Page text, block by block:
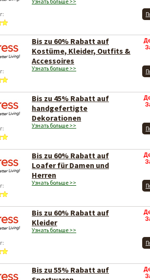
Bis zu 60% Rabatt auf
Kostüme, Kleider, Outfits &
Accessoires
Узнать больше >>
Bis zu 45% Rabatt auf
handgefertigte
Dekorationen
Узнать больше >>
Bis zu 60% Rabatt auf
Loafer für Damen und
Herren
Узнать больше >>
Bis zu 60% Rabatt auf
Kleider
Узнать больше >>
Bis zu 55% Rabatt auf